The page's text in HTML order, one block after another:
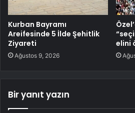
Kurban Bayramı
Areifesinde 5 İlde Şehitlik
Ziyareti
Ağustos 9, 2026
elini
Bir yanıt yazın